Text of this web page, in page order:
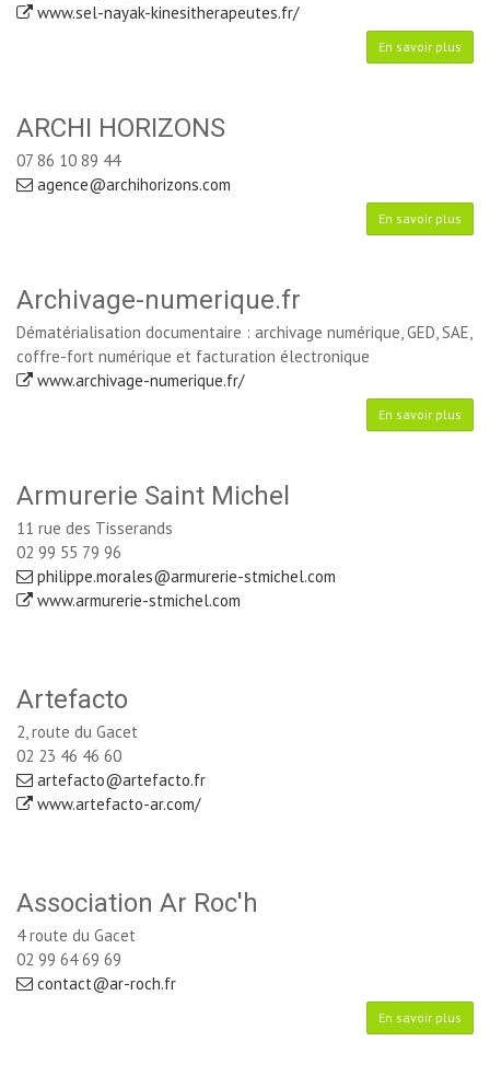
www.sel-nayak-kinesitherapeutes.fr/
En savoir plus
ARCHI HORIZONS
07 86 10 89 44
agence@archihorizons.com
En savoir plus
Archivage-numerique.fr
Dématérialisation documentaire : archivage numérique, GED, SAE,
coffre-fort numérique et facturation électronique
www.archivage-numerique.fr/
En savoir plus
Armurerie Saint Michel
11 rue des Tisserands
02 99 55 79 96
philippe.morales@armurerie-stmichel.com
www.armurerie-stmichel.com
Artefacto
2, route du Gacet
02 23 46 46 60
artefacto@artefacto.fr
www.artefacto-ar.com/
Association Ar Roc'h
4 route du Gacet
02 99 64 69 69
contact@ar-roch.fr
En savoir plus